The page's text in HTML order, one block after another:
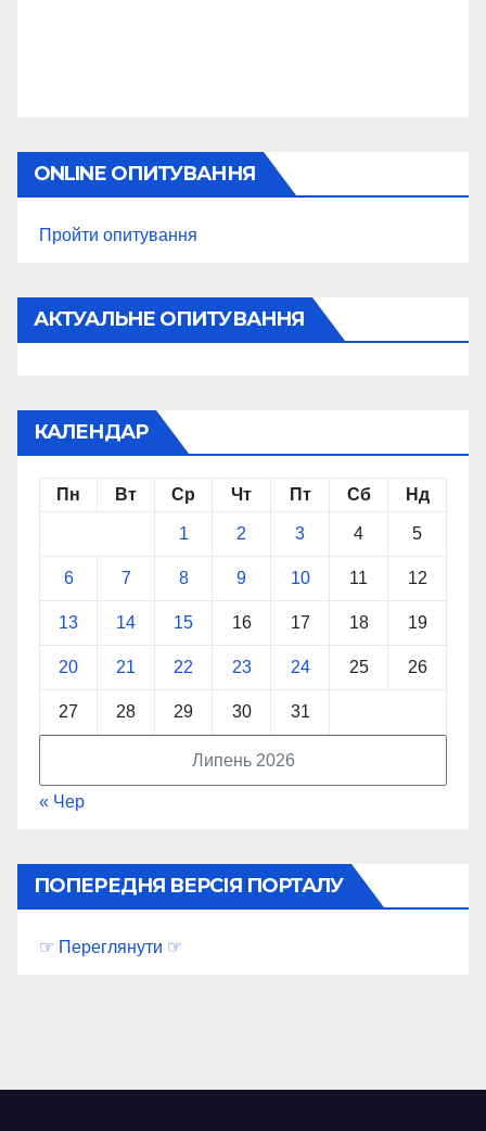
ONLINE ОПИТУВАННЯ
Пройти опитування
АКТУАЛЬНЕ ОПИТУВАННЯ
КАЛЕНДАР
Липень 2026
Пн Вт Ср Чт Пт Сб Нд
1 2 3 4 5
6 7 8 9 10 11 12
13 14 15 16 17 18 19
20 21 22 23 24 25 26
27 28 29 30 31
« Чер
ПОПЕРЕДНЯ ВЕРСІЯ ПОРТАЛУ
☞ Переглянути ☞